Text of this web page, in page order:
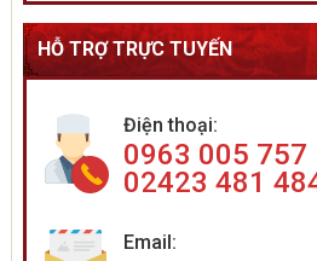
HỖ TRỢ TRỰC TUYẾN
Điện thoại:
0963 005 757
02423 481
Email: